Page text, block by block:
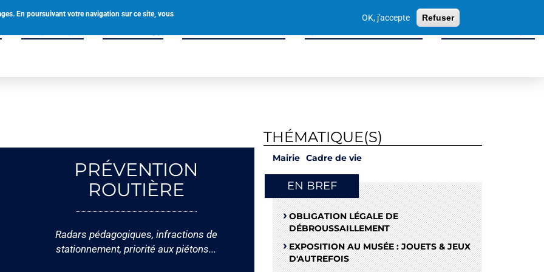
En poursuivant votre navigation sur ce site, vous
OK, j'accepte Refuser
Sport, Culture & Loisirs Tissu Économique
0238580049
PRÉVENTION
ROUTIÈRE
Radars pédagogiques, infractions de
stationnement, priorité aux piétons...
THÉMATIQUE(S)
Mairie Cadre de vie
EN BREF
OBLIGATION LÉGALE DE
DÉBROUSSAILLEMENT
EXPOSITION AU MUSÉE : JOUETS & JEUX
D'AUTREFOIS